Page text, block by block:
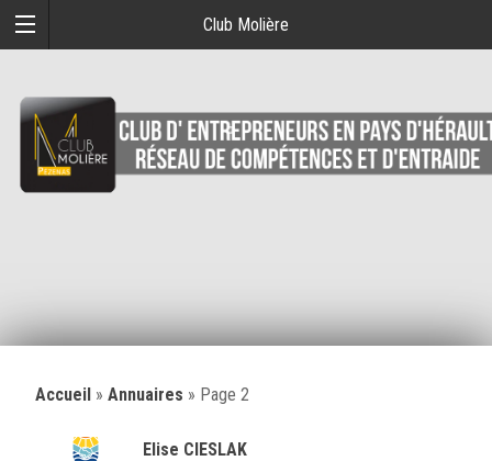
Club Molière
Accueil » Annuaires » Page 2
Elise CIESLAK